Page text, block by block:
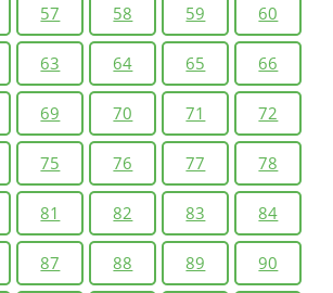
57 58 59 60
63 64 65 66
69 70 71 72
75 76 77 78
81 82 83 84
87 88 89 90